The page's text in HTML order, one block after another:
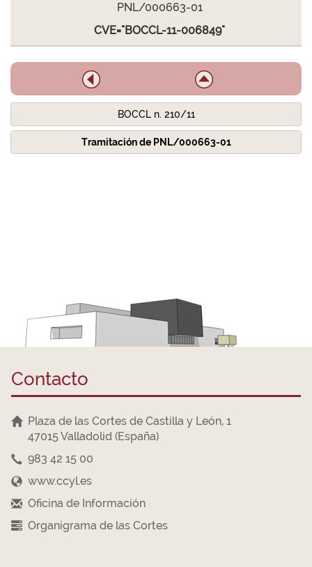
PNL/000663-01
CVE="BOCCL-11-006849"
BOCCL n. 210/11
Tramitación de PNL/000663-01
Contacto
Plaza de las Cortes de Castilla y León, 1
47015 Valladolid (España)
983 42 15 00
www.ccyl.es
Oficina de Información
Organigrama de las Cortes